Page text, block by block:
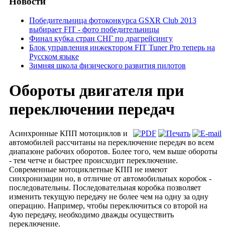
Победительница фотоконкурса GSXR Club 2013
выбирает FIT - фото победительницы
Финал кубка стран СНГ по драгрейсингу
Блок управления инжектором FIT Tuner Pro теперь на
Русском языке
Зимняя школа физического развития пилотов
Обороты двигателя при
переключении передач
Асинхронные КПП мотоциклов и
автомобилей рассчитаны на переключение передач во всем
диапазоне рабочих оборотов. Более того, чем выше обороты
- тем четче и быстрее происходит переключение.
Современные мотоциклетные КПП не имеют
синхронизации но, в отличие от автомобильных коробок -
последовательны. Последовательная коробка позволяет
изменить текущую передачу не более чем на одну за одну
операцию. Например, чтобы переключиться со второй на
4ую передачу, необходимо дважды осуществить
переключение.